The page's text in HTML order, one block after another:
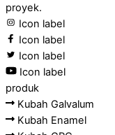
proyek.
Icon label
Icon label
Icon label
Icon label
produk
Kubah Galvalum
Kubah Enamel